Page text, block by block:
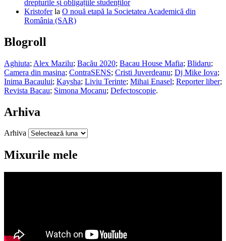
drepturile și obligațiile studenților
Kristoferla O nouă etapă la Societatea Academică din
România (SAR)
Blogroll
Aghiuta; Alex Mazilu; Bacău 2020; Bacau House Mafia; Blidaru;
Camera din masina; ContraSENS; Cristi Juverdeanu; Dj Mike Iova;
Inima Bacaului; Kaysha; Liviu Terinte; Mihai Enasel; Reporter liber;
Revista Bacau; Simona Mocanu; Defectoscopie.
Arhiva
Arhiva
Mixurile mele